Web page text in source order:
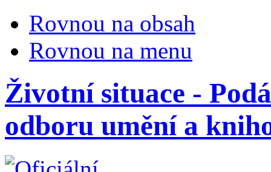
Rovnou na obsah
Rovnou na menu
Životní situace -
odboru umění a